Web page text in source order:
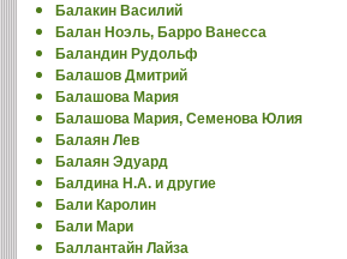
Балакин Василий
Балан Ноэль, Барро Ванесса
Баландин Рудольф
Балашов Дмитрий
Балашова Мария
Балашова Мария, Семенова Юлия
Балаян Лев
Балаян Эдуард
Балдина Н.А. и другие
Бали Каролин
Бали Мари
Баллантайн Лайза